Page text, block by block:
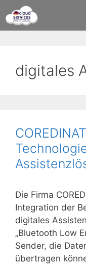
Inhalt
springen
digitales
Die Firma
Integration der
digitales
„Bluetooth Low
Sender, die
übertragen